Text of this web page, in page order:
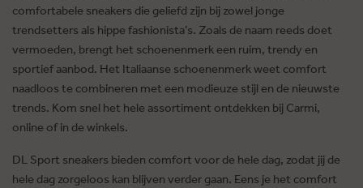
comfortabele sneakers die geliefd zijn bij zowel jonge
trendsetters als hippe fashionista’s. Zoals de naam reeds doet
vermoeden, brengt het schoenenmerk een ruim, trendy en
sportief aanbod. Het Italiaanse schoenenmerk weet comfort
naadloos te combineren met een modieuze stijl en de nieuwste
trends. Kom snel het hele assortiment ontdekken bij Carmi,
online of in de winkels.
DL Sport sneakers bieden comfort voor de hele dag, zodat jij de
hele dag zorgeloos kan blijven verder gaan. Eens je het comfort